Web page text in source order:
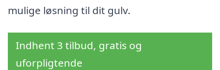
mulige løsning til dit gulv.
Indhent 3 tilbud, gratis og
uforpligtende